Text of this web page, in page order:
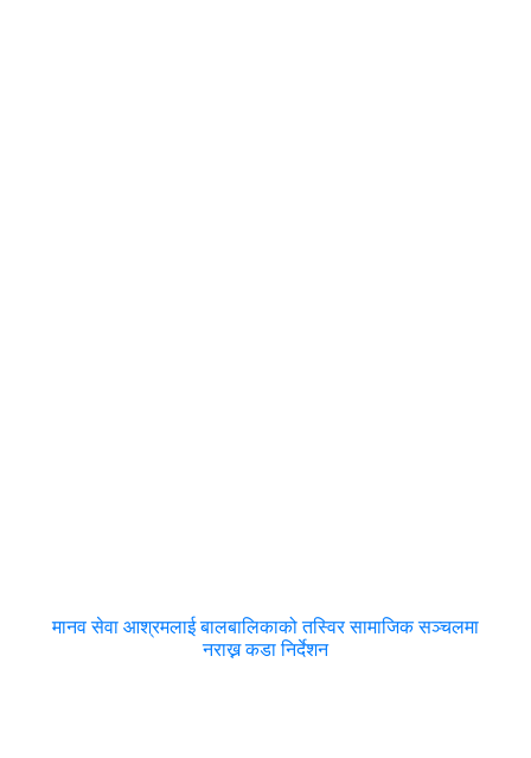
मानव सेवा आश्रमलाई बालबालिकाको तस्विर सामाजिक सञ्चलमा
नराख्न कडा निर्देशन